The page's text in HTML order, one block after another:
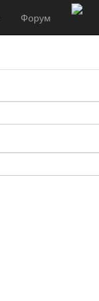
Форум